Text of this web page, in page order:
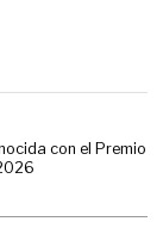
con el Premio